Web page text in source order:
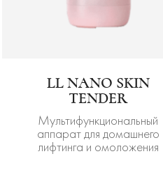
LL NANO SKIN
TENDER
Мультифункциональный
аппарат для домашнего
лифтинга и омоложения